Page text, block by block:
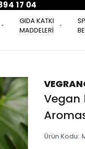
17 04
GIDA KATKI
MADDELERİ
Vegan
Ürün Kodu: